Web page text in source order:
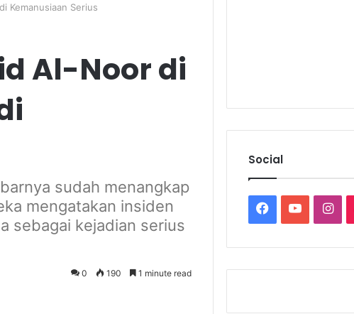
Kemanusiaan Serius
Al-Noor di
sudah menangkap
mengatakan insiden
sebagai kejadian serius
0 190 1 minute read
Social
Facebook
YouTube